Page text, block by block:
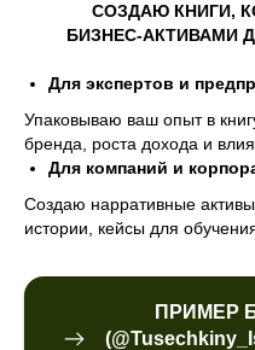
СОЗДАЮ КНИГИ,
БИЗНЕС-АКТИВАМИ
Для экспертов и
Упаковываю ваш опыт в
бренда, роста дохода и
Для компаний и
Создаю нарративные
истории, кейсы для
ПРИМЕР